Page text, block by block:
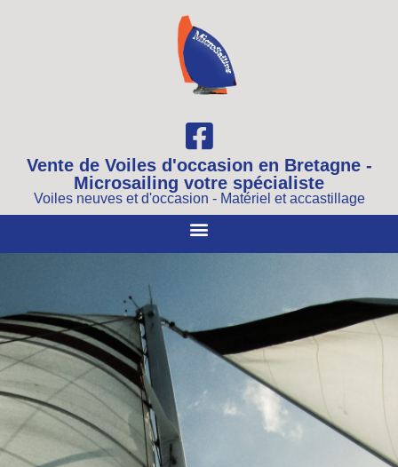
Vente de Voiles d'occasion en Bretagne -
Microsailing votre spécialiste
Voiles neuves et d'occasion - Matériel et accastillage